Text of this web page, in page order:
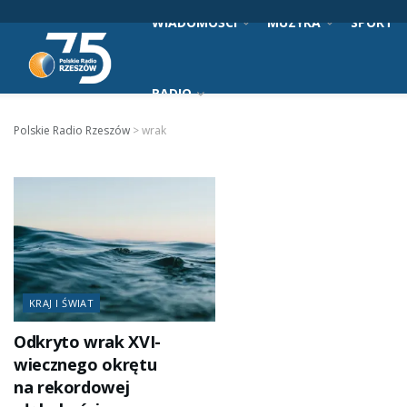
WIADOMOŚCI MUZYKA SPORT
RADIO
Polskie Radio Rzeszów >wrak
KRAJ I ŚWIAT
Odkryto wrak XVI-
wiecznego okrętu
na rekordowej